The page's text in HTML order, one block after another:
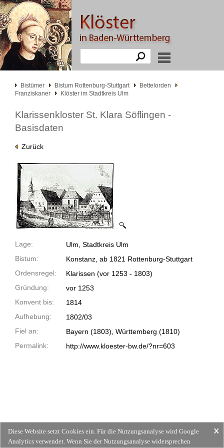
Bistümer Bistum Rottenburg-Stuttgart
Bettelorden
Franziskaner
Klöster im Stadtkreis Ulm
Klarissenkloster St. Klara Söflingen -
Basisdaten
Zurück
Lage:
Ulm, Stadtkreis Ulm
Bistum:
Konstanz, ab 1821 Rottenburg-Stuttgart
Ordensregel:
Klarissen (vor 1253 - 1803)
Gründung:
vor 1253
Konvent bis:
1814
Aufhebung:
1802/03
Fiel an:
Bayern (1803), Württemberg (1810)
Permalink:
http://www.kloester-bw.de/?nr=603
Diese Website setzt Cookies ein. Für die Nutzungsanalyse wird Google
Analytics verwendet. Wenn Sie der Nutzungsanalyse widersprechen